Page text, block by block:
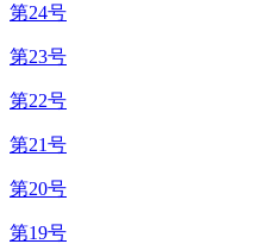
第24号
第23号
第22号
第21号
第20号
第19号